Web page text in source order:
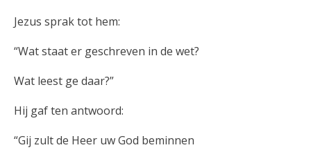
Jezus sprak tot hem:
“Wat staat er geschreven in de wet?
Wat leest ge daar?”
Hij gaf ten antwoord:
“Gij zult de Heer uw God beminnen